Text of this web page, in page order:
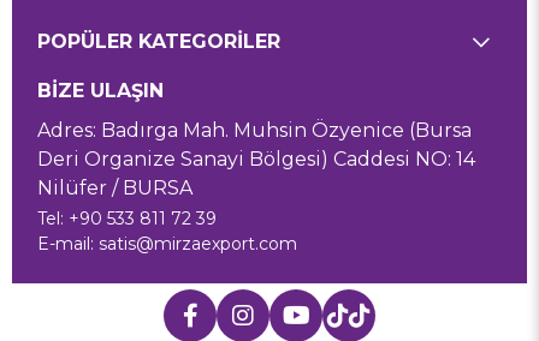
POPÜLER KATEGORİLER
BİZE ULAŞIN
Adres: Badırga Mah. Muhsin Özyenice (Bursa
Deri Organize Sanayi Bölgesi) Caddesi NO: 14
Nilüfer / BURSA
Tel: +90 533 811 72 39
E-mail: satis@mirzaexport.com